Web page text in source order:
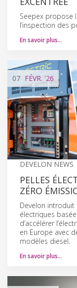
Seepex propose
l’inspection des
En savoir plus…
07 FÉVR. '26
DEVELON NEWS
PELLES
ZÉRO
Develon introduit
électriques
d’accélérer
en Europe avec
modèles diesel.
En savoir plus…